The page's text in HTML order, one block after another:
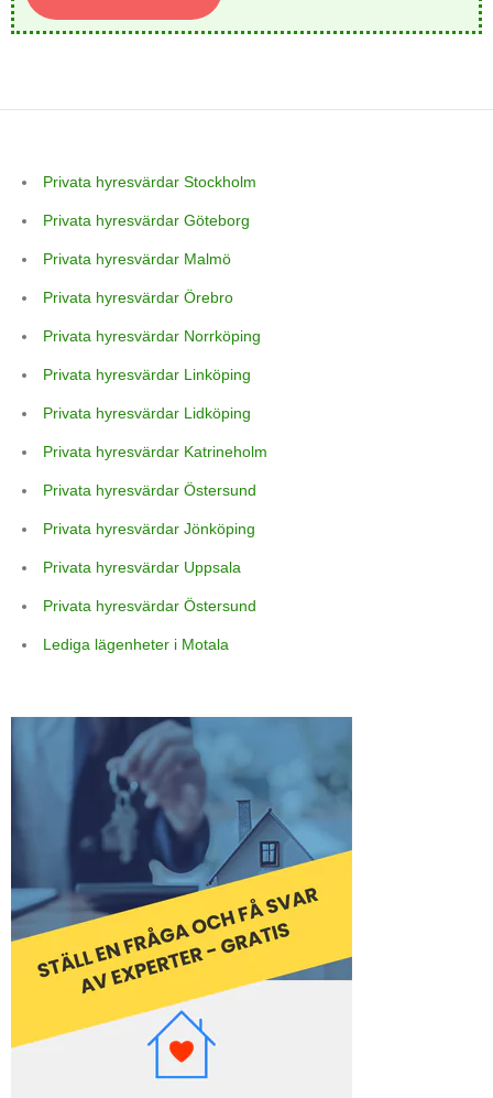
Privata hyresvärdar Stockholm
Privata hyresvärdar Göteborg
Privata hyresvärdar Malmö
Privata hyresvärdar Örebro
Privata hyresvärdar Norrköping
Privata hyresvärdar Linköping
Privata hyresvärdar Lidköping
Privata hyresvärdar Katrineholm
Privata hyresvärdar Östersund
Privata hyresvärdar Jönköping
Privata hyresvärdar Uppsala
Privata hyresvärdar Östersund
Lediga lägenheter i Motala